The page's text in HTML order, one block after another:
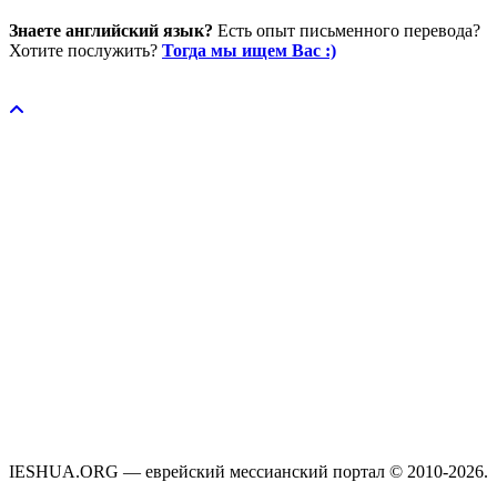
Знаете английский язык? Есть опыт письменного перевода?
Хотите послужить? Тогда мы ищем Вас :)
IESHUA.ORG — еврейский мессианский портал © 2010-2026.